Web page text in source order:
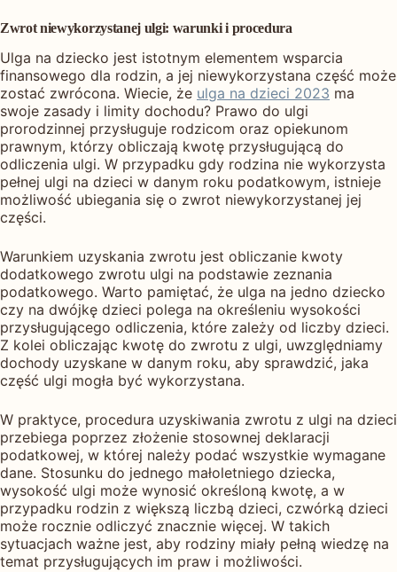
Zwrot niewykorzystanej ulgi: warunki i procedura
Ulga na dziecko jest istotnym elementem wsparcia
finansowego dla rodzin, a jej niewykorzystana część może
zostać zwrócona. Wiecie, że ulga na dzieci 2023 ma
swoje zasady i limity dochodu? Prawo do ulgi
prorodzinnej przysługuje rodzicom oraz opiekunom
prawnym, którzy obliczają kwotę przysługującą do
odliczenia ulgi. W przypadku gdy rodzina nie wykorzysta
pełnej ulgi na dzieci w danym roku podatkowym, istnieje
możliwość ubiegania się o zwrot niewykorzystanej jej
części.
Warunkiem uzyskania zwrotu jest obliczanie kwoty
dodatkowego zwrotu ulgi na podstawie zeznania
podatkowego. Warto pamiętać, że ulga na jedno dziecko
czy na dwójkę dzieci polega na określeniu wysokości
przysługującego odliczenia, które zależy od liczby dzieci.
Z kolei obliczając kwotę do zwrotu z ulgi, uwzględniamy
dochody uzyskane w danym roku, aby sprawdzić, jaka
część ulgi mogła być wykorzystana.
W praktyce, procedura uzyskiwania zwrotu z ulgi na dzieci
przebiega poprzez złożenie stosownej deklaracji
podatkowej, w której należy podać wszystkie wymagane
dane. Stosunku do jednego małoletniego dziecka,
wysokość ulgi może wynosić określoną kwotę, a w
przypadku rodzin z większą liczbą dzieci, czwórką dzieci
może rocznie odliczyć znacznie więcej. W takich
sytuacjach ważne jest, aby rodziny miały pełną wiedzę na
temat przysługujących im praw i możliwości.